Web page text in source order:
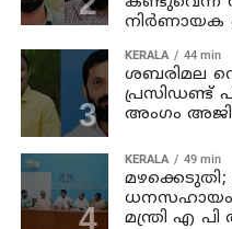
നിര്‍ണായക
KERALA 44 min
ശബരിമല
പ്രസിഡണ്ട്
അംഗം
KERALA 49 min
ധനസഹായം
മന്ത്രി എ